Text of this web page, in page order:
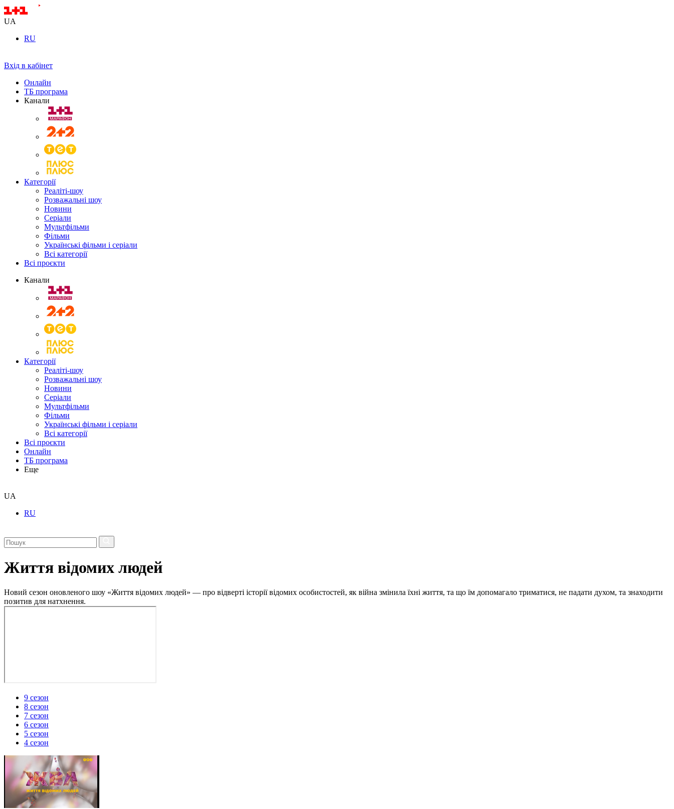
UA
RU
Вхід в кабінет
Онлайн
ТБ програма
Канали
Категорії
Реаліті-шоу
Розважальні шоу
Новини
Серіали
Мультфільми
Фільми
Українські фільми і серіали
Всі категорії
Всі проєкти
Канали
Категорії
Реаліті-шоу
Розважальні шоу
Новини
Серіали
Мультфільми
Фільми
Українські фільми і серіали
Всі категорії
Всі проєкти
Онлайн
ТБ програма
Еще
UA
RU
Життя відомих людей
Новий сезон оновленого шоу «Життя відомих людей» — про відверті історії відомих особистостей, як війна змінила їхні життя, та що їм допомагало триматися, не падати духом, та знаходити
позитив для натхнення.
9 сезон
8 сезон
7 сезон
6 сезон
5 сезон
4 сезон